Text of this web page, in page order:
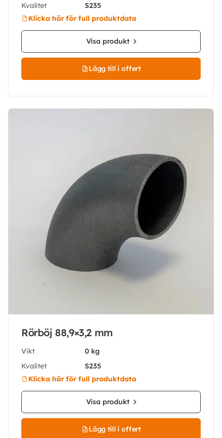
Kvalitet
S235
Klicka här för full produktdata
Visa produkt
Lägg till i offert
Rörböj 88,9×3,2 mm
Vikt
0 kg
Kvalitet
S235
Klicka här för full produktdata
Visa produkt
Lägg till i offert